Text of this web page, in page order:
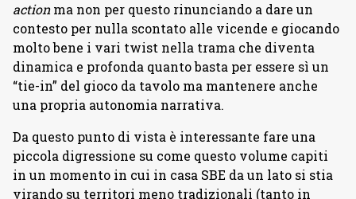
actionma non per questo rinunciando a dare un
contesto per nulla scontato alle vicende e giocando
molto bene i vari twist nella trama che diventa
dinamica e profonda quanto basta per essere sì un
“tie-in” del gioco da tavolo ma mantenere anche
una propria autonomia narrativa.
Da questo punto di vista è interessante fare una
piccola digressione su come questo volume capiti
in un momento in cui in casa SBE da un lato si stia
virando su territori meno tradizionali (tanto in